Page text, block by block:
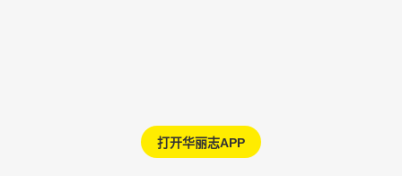
打开华丽志APP